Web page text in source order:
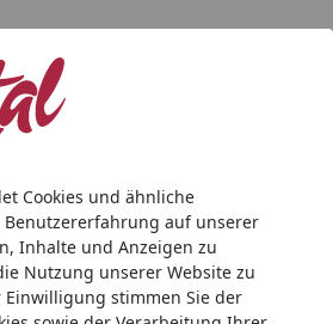
Cookies und ähnliche
Benutzererfahrung auf unserer
Inhalte und Anzeigen zu
Nutzung unserer Website zu
stimmen Sie der
für Hunde
Riva, 26 × 30 × 45 cm,